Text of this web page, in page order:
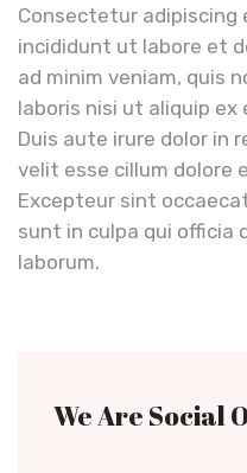
Consectetur adipiscing
incididunt ut labore et
ad minim veniam, quis
laboris nisi ut aliquip ex
Duis aute irure dolor in
velit esse cillum dolore
Excepteur sint
sunt in culpa qui officia
laborum.
We Are Social